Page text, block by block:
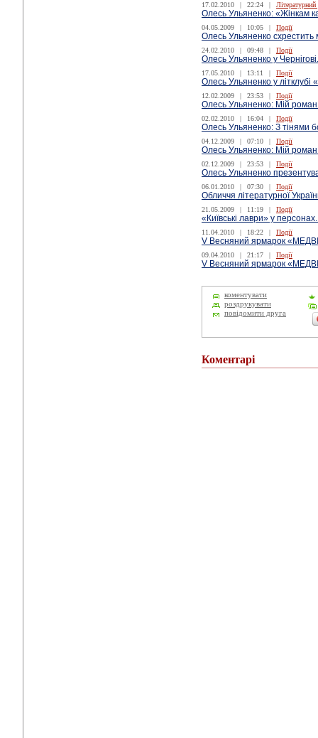
17.02.2010 | 22:24 |
Олесь Ульяненко: «Жінкам
04.05.2009 | 10:05 | Події
Олесь Ульяненко схрестить
24.02.2010 | 09:48 | Події
Олесь Ульяненко у
17.05.2010 | 13:11 | Події
Олесь Ульяненко у літклубі
12.02.2009 | 23:53 | Події
Олесь Ульяненко: Мій роман
02.02.2010 | 16:04 | Події
Олесь Ульяненко: З тінями
04.12.2009 | 07:10 | Події
Олесь Ульяненко: Мій роман
02.12.2009 | 23:53 | Події
Олесь Ульяненко
06.01.2010 | 07:30 | Події
Обличчя літературної
21.05.2009 | 11:19 | Події
«Київські лаври» у
11.04.2010 | 18:22 | Події
V Весняний ярмарок
09.04.2010 | 21:17 | Події
V Весняний ярмарок
коментувати
роздрукувати
повідомити друга
Коментарі